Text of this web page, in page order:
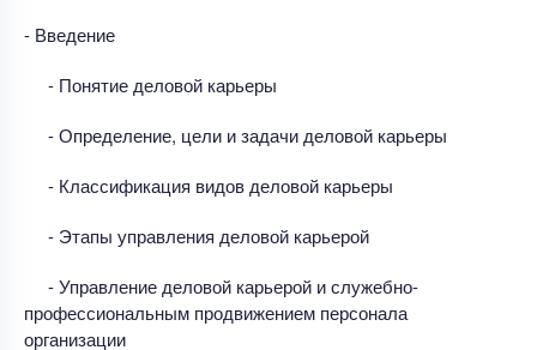
- Введение
- Понятие деловой карьеры
- Определение, цели и задачи деловой карьеры
- Классификация видов деловой карьеры
- Этапы управления деловой карьерой
- Управление деловой карьерой и служебно-
профессиональным продвижением персонала
организации